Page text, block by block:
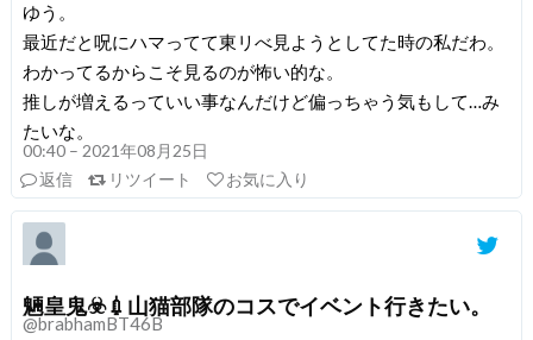
ゆう。
最近だと呪にハマってて東リべ見ようとしてた時の私だわ。
わかってるからこそ見るのが怖い的な。
推しが増えるっていい事なんだけど偏っちゃう気もして…み
たいな。
00:40 – 2021年08月25日
返信
リツイート お気に入り
魎皇鬼☣️💉山猫部隊のコスでイベント行きたい。
@brabhamBT46B